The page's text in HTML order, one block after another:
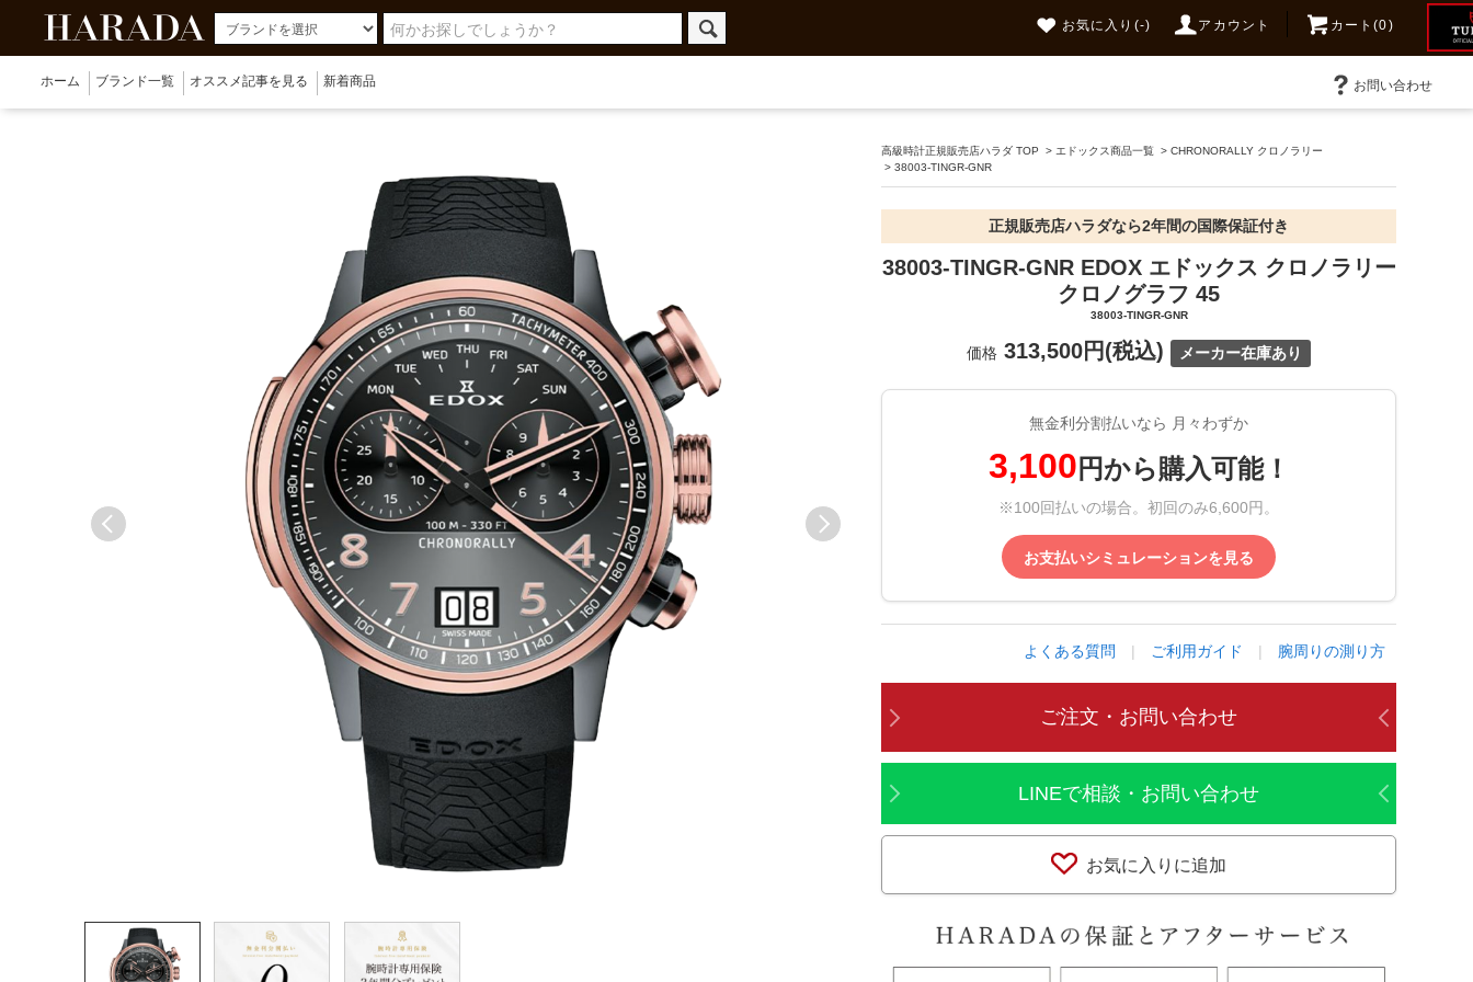
お気に入り (-) アカウント カート(0)
ホーム ブランド一覧 オススメ記事を見る 新着商品 お問い合わせ
高級時計正規販売店ハラダ TOP >エドックス商品一覧 >CHRONORALLY クロノラリー
>38003-TINGR-GNR
正規販売店ハラダなら2年間の国際保証付き
38003-TINGR-GNR EDOX エドックス クロノラリー
クロノグラフ 45
38003-TINGR-GNR
価格 313,500円(税込) メーカー在庫あり
無金利分割払いなら 月々わずか
3,100 円から購入可能！
※100回払いの場合。初回のみ6,600円。
お支払いシミュレーションを見る
よくある質問 | ご利用ガイド | 腕周りの測り方
ご注文・お問い合わせ
LINEで相談・お問い合わせ
お気に入りに追加